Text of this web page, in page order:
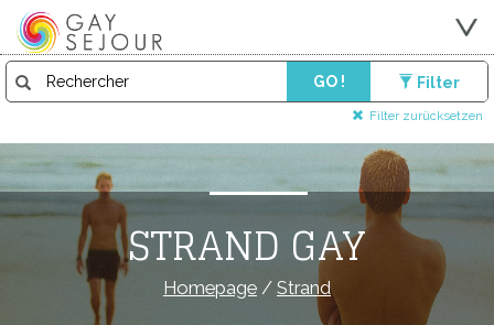
GO ! Filter
Filter zurücksetzen
STRAND GAY
Homepage / Strand